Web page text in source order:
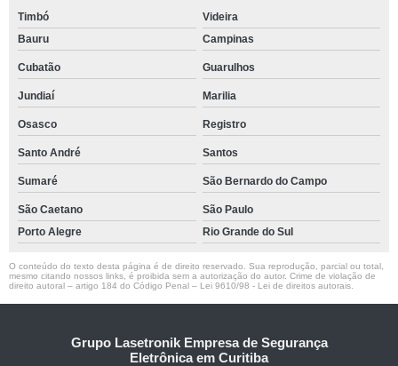
Timbó
Videira
Bauru
Campinas
Cubatão Guarulhos
Jundiaí Marilia
Osasco Registro
Santo André Santos
Sumaré São Bernardo do Campo
São Caetano
São Paulo
Porto Alegre
Rio Grande do Sul
O conteúdo do texto desta página é de direito reservado. Sua reprodução, parcial ou total,
mesmo citando nossos links, é proibida sem a autorização do autor. Crime de violação de
direito autoral – artigo 184 do Código Penal – Lei 9610/98 - Lei de direitos autorais
Grupo Lasetronik Empresa de Segurança
Eletrônica em Curitiba